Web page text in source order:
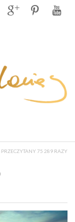
PRZECZYTANY 75 289 RAZY